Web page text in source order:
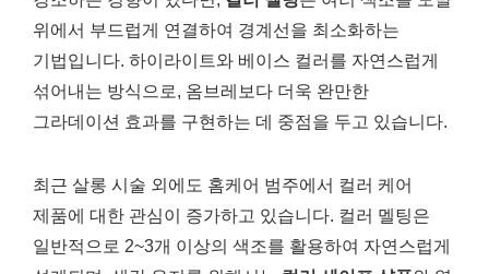
위에서 부드럽게 연결하여 경계선을 최소화하는
기법입니다. 하이라이트와 베이스 컬러를 자연스럽게
섞어내는 방식으로, 옴브레보다 더욱 완만한
그라데이션 효과를 구현하는 데 중점을 두고 있습니다.
최근 살롱 시술 외에도 홈케어 범주에서 컬러 케어
제품에 대한 관심이 증가하고 있습니다. 컬러 멜팅은
일반적으로 2~3개 이상의 색조를 활용하여 자연스럽게